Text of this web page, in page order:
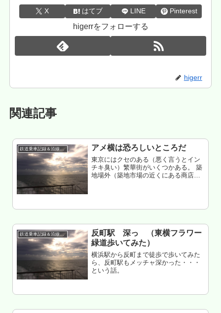
X はてブ LINE Pinterest
higerrをフォローする
higerr
関連記事
鉄道乗車記録＆沿線散策 アメ横は恐ろしいところだ
東京にはクセのある（悪く言うとイン
チキ臭い）繁華街がいくつかある。 築
地場外（築地市場の近くにある商店街
鉄道乗車記録＆沿線散策
反町駅 深っ （東横フラワー
緑道歩いてみた）
横浜駅から反町まで徒歩で歩いてみた
ら、反町駅もメッチャ深かった・・・
という話。